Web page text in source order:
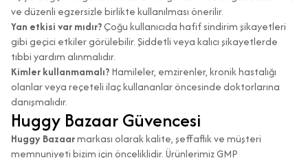
ve düzenli egzersizle birlikte kullanılması önerilir.
Yan etkisi var mıdır?Çoğu kullanıcıda hafif sindirim şikayetleri
gibi geçici etkiler görülebilir. Şiddetli veya kalıcı şikayetlerde
tıbbi yardım alınmalıdır.
Kimler kullanmamalı?Hamileler, emzirenler, kronik hastalığı
olanlar veya reçeteli ilaç kullananlar öncesinde doktorlarına
danışmalıdır.
Huggy Bazaar Güvencesi
Huggy Bazaarmarkası olarak kalite, şeffaflık ve müşteri
memnuniyeti bizim için önceliklidir. Ürünlerimiz GMP